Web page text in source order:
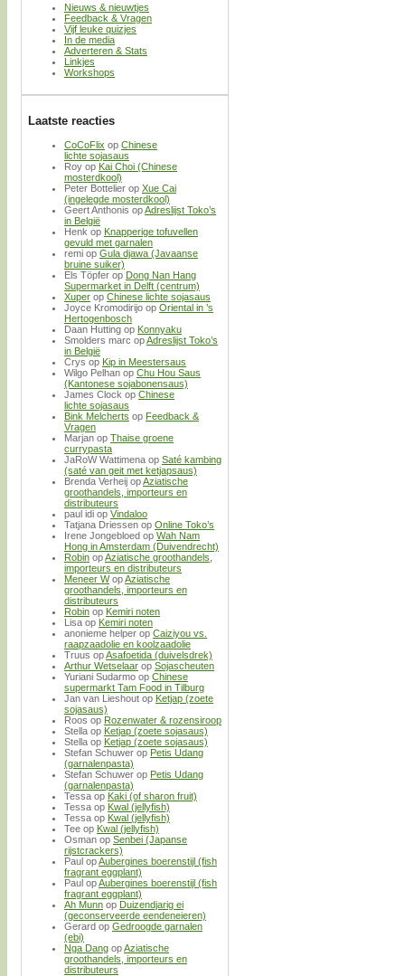
Nieuws & nieuwtjes
Feedback & Vragen
Vijf leuke quizjes
In de media
Adverteren & Stats
Linkjes
Workshops
Laatste reacties
CoCoFlix op Chinese
lichte sojasaus
Roy op Kai Choi (Chinese
mosterdkool)
Peter Bottelier op Xue Cai
(ingelegde mosterdkool)
Geert Anthonis opAdreslijst Toko’s
in België
Henk op Knapperige tofuvellen
gevuld met garnalen
remi op Gula djawa (Javaanse
bruine suiker)
Els Töpfer op Dong Nan Hang
Supermarket in Delft (centrum)
Xuper op Chinese lichte sojasaus
Joyce Kromodirijo op Oriental in ’s
Hertogenbosch
Daan Hutting op Konnyaku
Smolders marc opAdreslijst Toko’s
in België
Crys op Kip in Meestersaus
Wilgo Pelhan op Chu Hou Saus
(Kantonese sojabonensaus)
James Clock op Chinese
lichte sojasaus
Bink Melcherts op Feedback &
Vragen
Marjan op Thaise groene
currypasta
JaRoW Wattimena op Saté kambing
(saté van geit met ketjapsaus)
Brenda Verheij opAziatische
groothandels, importeurs en
distributeurs
paul idi op Vindaloo
Tatjana Driessen op Online Toko’s
Irene Jongebloed op Wah Nam
Hong in Amsterdam (Duivendrecht)
Robin opAziatische groothandels,
importeurs en distributeurs
Meneer WopAziatische
groothandels, importeurs en
distributeurs
Robin op Kemiri noten
Lisa op Kemiri noten
anonieme helper op Caiziyou vs.
raapzaadolie en koolzaadolie
Truus opAsafoetida (duivelsdrek)
Arthur Wetselaar op Sojascheuten
Yuriani Sudarmo op Chinese
supermarkt Tam Food in Tilburg
Jan van Lieshout op Ketjap (zoete
sojasaus)
Roos op Rozenwater & rozensiroop
Stella op Ketjap (zoete sojasaus)
Stella op Ketjap (zoete sojasaus)
Stefan Schuwer op Petis Udang
(garnalenpasta)
Stefan Schuwer op Petis Udang
(garnalenpasta)
Tessa op Kaki (of sharon fruit)
Tessa op Kwal (jellyfish)
Tessa op Kwal (jellyfish)
Tee op Kwal (jellyfish)
Osman op Senbei (Japanse
rijstcrackers)
Paul opAubergines boerenstijl (fish
fragrant eggplant)
Paul opAubergines boerenstijl (fish
fragrant eggplant)
Ah Munn op Duizendjarig ei
(geconserveerde eendeneieren)
Gerard op Gedroogde garnalen
(ebi)
Nga Dang opAziatische
groothandels, importeurs en
distributeurs